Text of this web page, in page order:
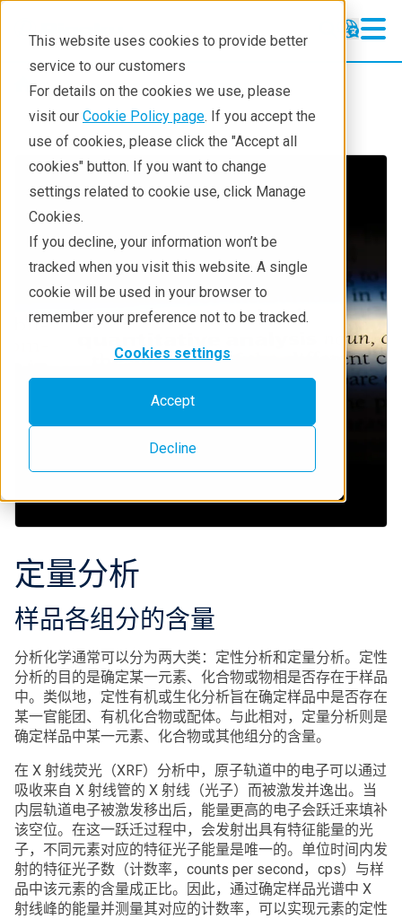
This website uses cookies to provide better
service to our customers
For details on the cookies we use, please
visit our Cookie Policy page. If you accept the
use of cookies, please click the "Accept all
cookies" button. If you want to change
settings related to cookie use, click Manage
Cookies.
If you decline, your information won’t be
tracked when you visit this website. A single
cookie will be used in your browser to
remember your preference not to be tracked.
Cookies settings
Accept
Decline
Resources Techniques
定量分析
样品各组分的含量
分析化学通常可以分为两大类：定性分析和定量分析。定性
分析的目的是确定某一元素、化合物或物相是否存在于样品
中。类似地，定性有机或生化分析旨在确定样品中是否存在
某一官能团、有机化合物或配体。与此相对，定量分析则是
确定样品中某一元素、化合物或其他组分的含量。
在 X 射线荧光（XRF）分析中，原子轨道中的电子可以通过
吸收来自 X 射线管的 X 射线（光子）而被激发并逸出。当
内层轨道电子被激发移出后，能量更高的电子会跃迁来填补
该空位。在这一跃迁过程中，会发射出具有特征能量的光
子，不同元素对应的特征光子能量是唯一的。单位时间内发
射的特征光子数（计数率，counts per second，cps）与样
品中该元素的含量成正比。因此，通过确定样品光谱中 X
射线峰的能量并测量其对应的计数率，可以实现元素的定性